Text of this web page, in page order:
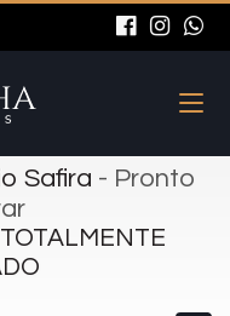
Safira - Pronto